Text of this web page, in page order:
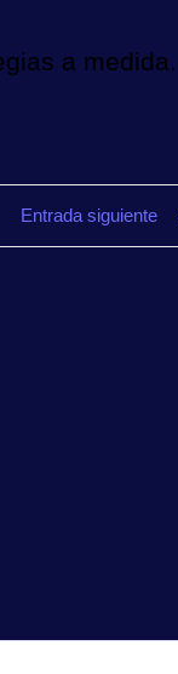
a medida.
Entrada siguiente